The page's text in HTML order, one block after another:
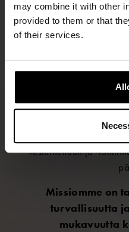
may combine it with other
provided to them or that
of their services.
Vuonna 1964
uranuurtaja, joka
kuivapukuja
vesiurheiluun ja -
Missiomme on
turvallisuutta
mukavuutta